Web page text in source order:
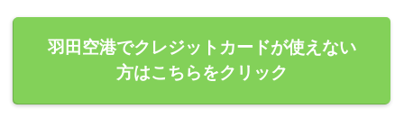
羽田空港でクレジットカードが使えない
方はこちらをクリック